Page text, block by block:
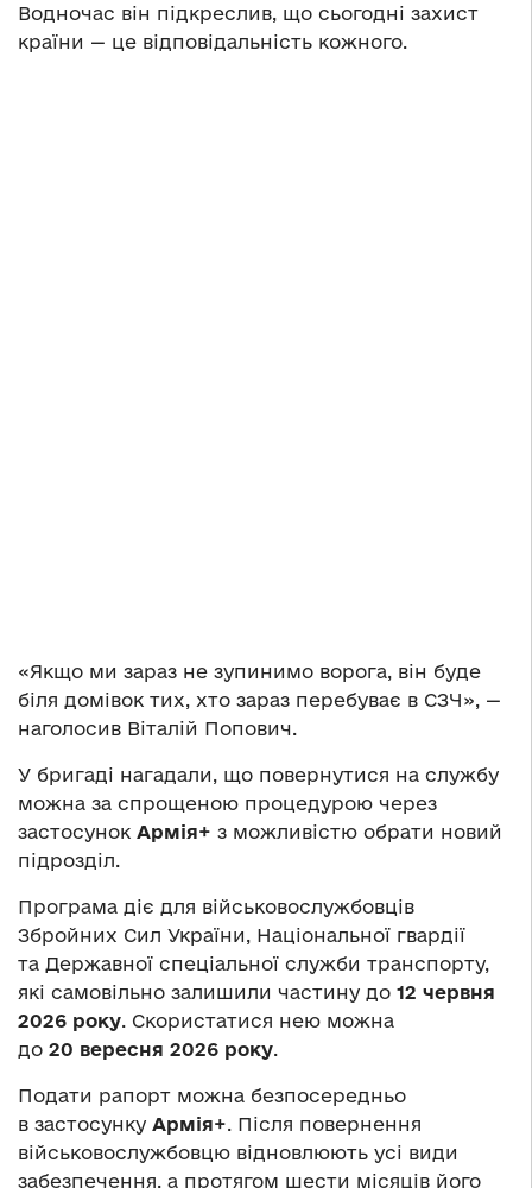
Водночас він підкреслив, що сьогодні захист
країни — це відповідальність кожного.
«Якщо ми зараз не зупинимо ворога, він буде
біля домівок тих, хто зараз перебуває в СЗЧ», —
наголосив Віталій Попович.
У бригаді нагадали, що повернутися на службу
можна за спрощеною процедурою через
застосунок Армія+ з можливістю обрати новий
підрозділ.
Програма діє для військовослужбовців
Збройних Сил України, Національної гвардії
та Державної спеціальної служби транспорту,
які самовільно залишили частину до 12 червня
2026 року. Скористатися нею можна
до 20 вересня 2026 року.
Подати рапорт можна безпосередньо
в застосунку Армія+. Після повернення
військовослужбовцю відновлюють усі види
забезпечення, а протягом шести місяців його